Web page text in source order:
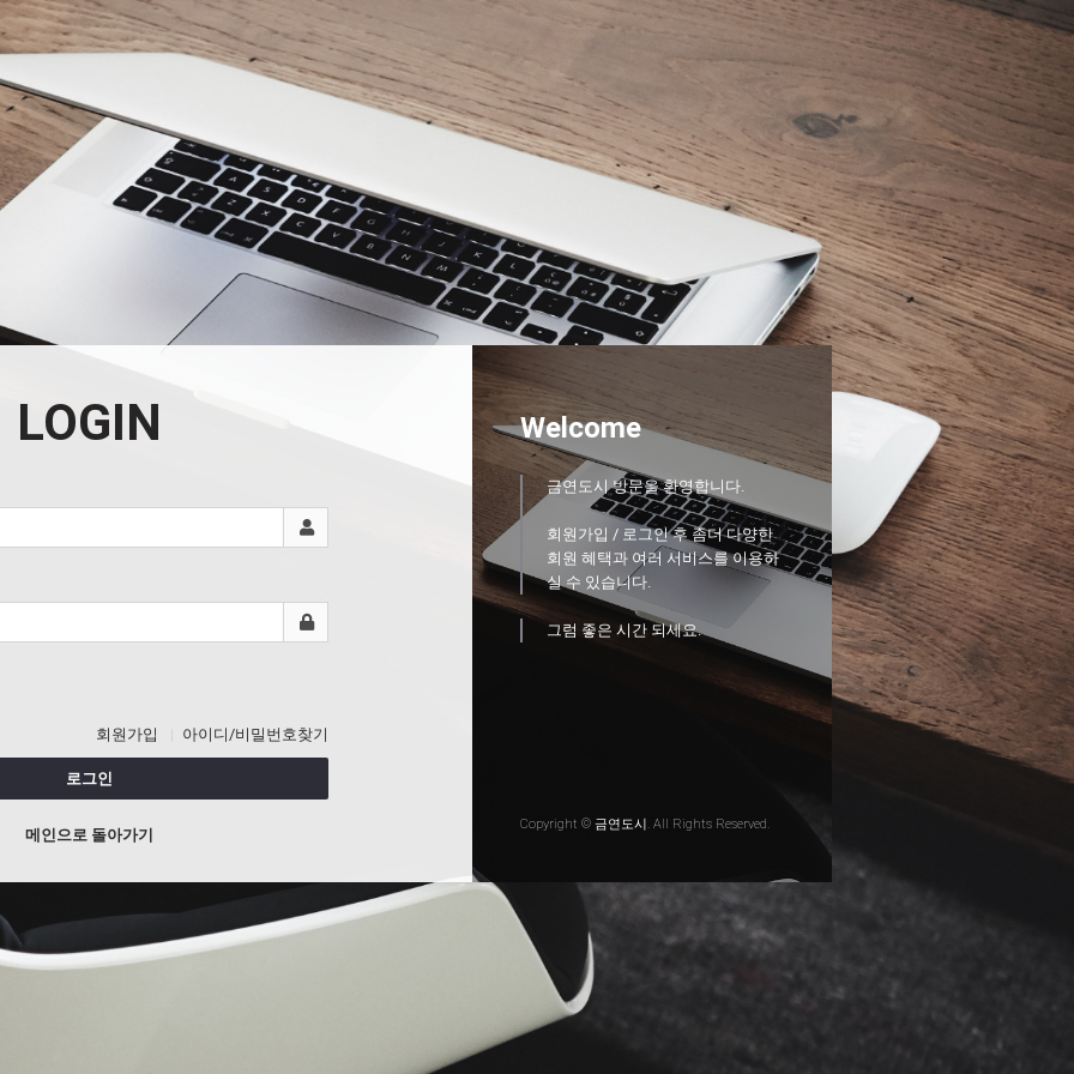
LOGIN
회원가입 아이디/비밀번호찾기
로그인
메인으로 돌아가기
Welcome
금연도시 방문을 환영합니다.
회원가입 / 로그인 후 좀더 다양한
회원 혜택과 여러 서비스를 이용하
실 수 있습니다.
그럼 좋은 시간 되세요.
Copyright © 금연도시. All Rights Reserved.